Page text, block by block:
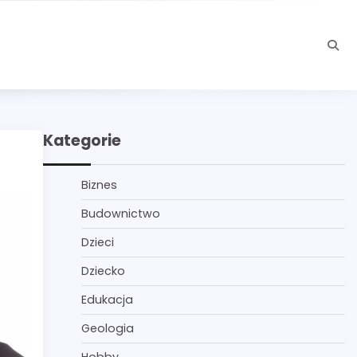
Kategorie
Biznes
Budownictwo
Dzieci
Dziecko
Edukacja
Geologia